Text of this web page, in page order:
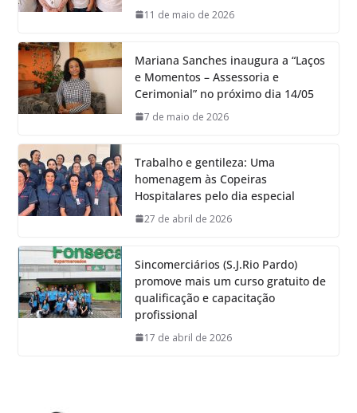
11 de maio de 2026
Mariana Sanches inaugura a “Laços
e Momentos – Assessoria e
Cerimonial” no próximo dia 14/05
7 de maio de 2026
Trabalho e gentileza: Uma
homenagem às Copeiras
Hospitalares pelo dia especial
27 de abril de 2026
Sincomerciários (S.J.Rio Pardo)
promove mais um curso gratuito de
qualificação e capacitação
profissional
17 de abril de 2026